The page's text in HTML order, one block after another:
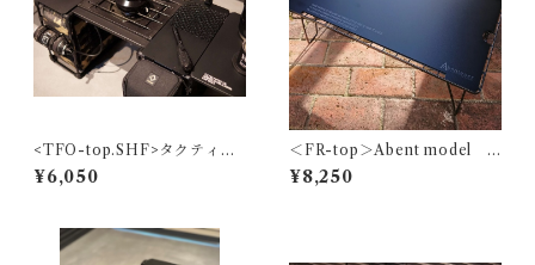
<TFO-top.SHF>タクティカ
ルフィールドオフィスTOPフ
ラットバーナー
¥6,050
＜FR-top＞Abent model
フィールドラック用天板～ブ
ラック〜
¥8,250